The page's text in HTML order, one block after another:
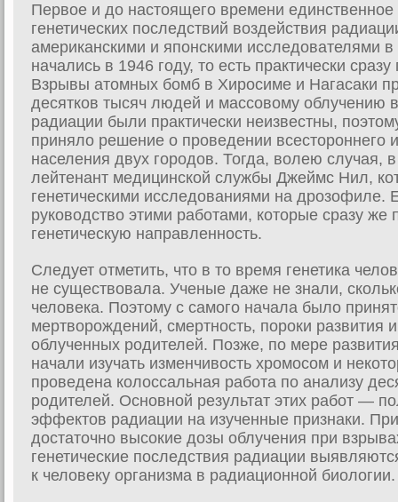
Первое и до настоящего времени
генетических последствий воздействия
американскими и японскими исследователями
начались в 1946 году, то есть практически
Взрывы атомных бомб в Хиросиме и Нагасаки
десятков тысяч людей и массовому
радиации были практически неизвестны,
приняло решение о проведении всестороннего
населения двух городов. Тогда, волею случая,
лейтенант медицинской службы Джеймс Нил,
генетическими исследованиями на дрозофиле.
руководство этими работами, которые сразу
генетическую направленность.
Следует отметить, что в то время генетика
не существовала. Ученые даже не знали,
человека. Поэтому с самого начала было
мертворождений, смертность, пороки развития
облученных родителей. Позже, по мере
начали изучать изменчивость хромосом и
проведена колоссальная работа по анализу
родителей. Основной результат этих работ —
эффектов радиации на изученные признаки.
достаточно высокие дозы облучения при
генетические последствия радиации
к человеку организма в радиационной